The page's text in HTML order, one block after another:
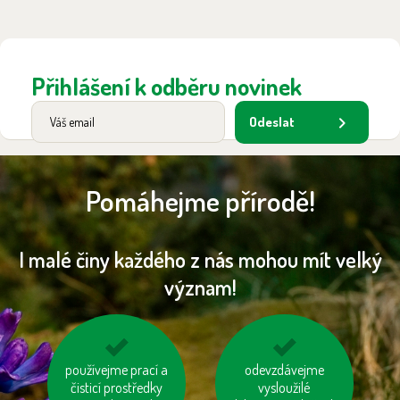
Přihlášení k odběru novinek
Odeslat
Pomáhejme přírodě!
I malé činy každého z nás mohou mít velký
význam!
používejme prací a
čisticí prostředky
zvažme, jestli
potřebujeme každý
odevzdávejme
vysloužilé
zastavujme vodu při
čištění zubů a holení